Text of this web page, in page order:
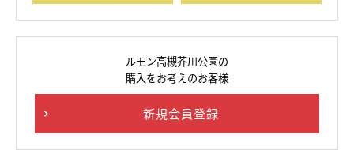
ルモン高槻芥川公園の
購入をお考えのお客様
新規会員登録